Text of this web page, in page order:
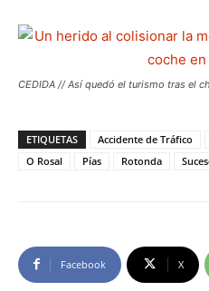
CEDIDA // Así quedó el turismo tras el
ETIQUETAS Accidente de Tráfico
O Rosal
Pías Rotonda
Facebook X